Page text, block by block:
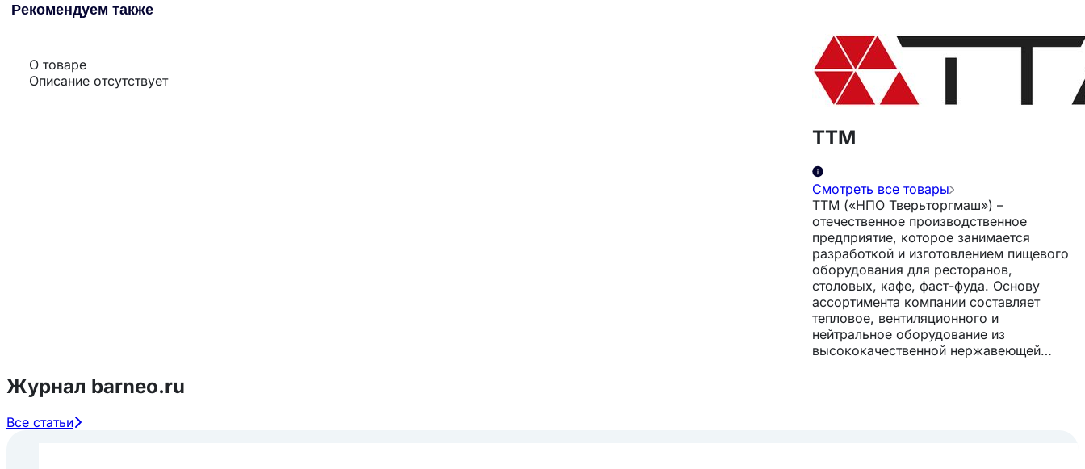
Рекомендуем также
О товаре
Описание отсутствует
ТТМ
Смотреть все товары
ТТМ («НПО Тверьторгмаш») –
отечественное производственное
предприятие, которое занимается
разработкой и изготовлением пищевого
оборудования для ресторанов,
столовых, кафе, фаст-фуда. Основу
ассортимента компании составляет
тепловое, вентиляционного и
нейтральное оборудование из
высококачественной нержавеющей
Журнал barneo.ru
Все статьи